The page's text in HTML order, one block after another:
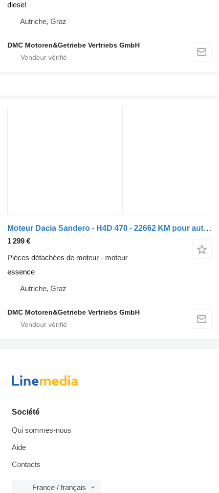
diesel
Autriche, Graz
DMC Motoren&Getriebe Vertriebs GmbH
Moteur Dacia Sandero - H4D 470 - 22662 KM pour automobile
1 299 €
Pièces détachées de moteur - moteur
essence
Autriche, Graz
DMC Motoren&Getriebe Vertriebs GmbH
Société
Qui sommes-nous
Aide
Contacts
France / français